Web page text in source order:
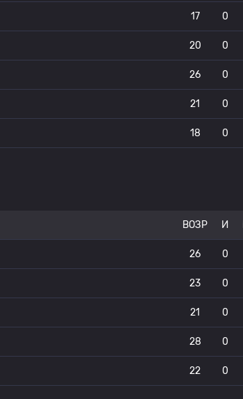
17 0
20 0
26 0
21 0
18 0
ВОЗР И
26 0
23 0
21 0
28 0
22 0